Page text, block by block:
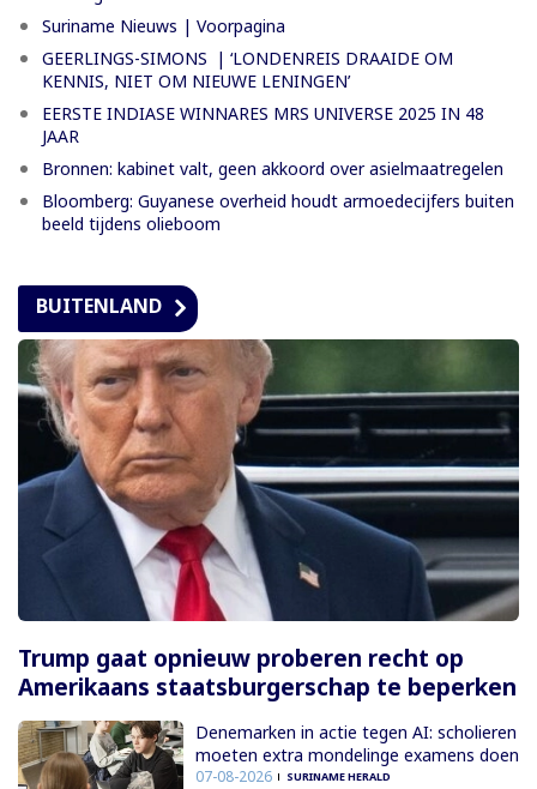
Suriname Nieuws | Voorpagina
GEERLINGS-SIMONS | ‘LONDENREIS DRAAIDE OM
KENNIS, NIET OM NIEUWE LENINGEN’
EERSTE INDIASE WINNARES MRS UNIVERSE 2025 IN 48
JAAR
Bronnen: kabinet valt, geen akkoord over asielmaatregelen
Bloomberg: Guyanese overheid houdt armoedecijfers buiten
beeld tijdens olieboom
BUITENLAND
Trump gaat opnieuw proberen recht op
Amerikaans staatsburgerschap te beperken
Denemarken in actie tegen AI: scholieren
moeten extra mondelinge examens doen
07-08-2026 SURINAME HERALD